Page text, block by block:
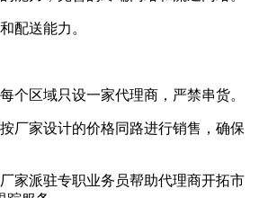
配送能力。
个区域只设一家代理商，严禁串货。
厂家设计的价格同路进行销售，确保
家派驻专职业务员帮助代理商开拓市